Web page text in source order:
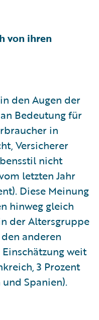
von ihren
den Augen der
Bedeutung für
in
Versicherer
nicht
letzten Jahr
Diese Meinung
hinweg gleich
der Altersgruppe
anderen
weit
3 Prozent
Spanien).